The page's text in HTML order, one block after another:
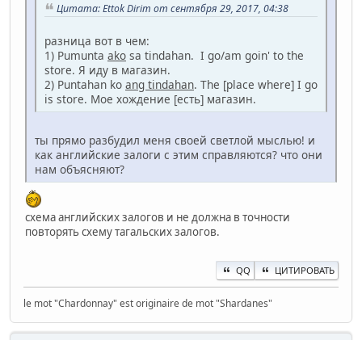
Цитата: Ettok Dirim от сентября 29, 2017, 04:38
разница вот в чем:
1) Pumunta ako sa tindahan. I go/am goin' to the
store. Я иду в магазин.
2) Puntahan ko ang tindahan. The [place where] I go
is store. Мое хождение [есть] магазин.
ты прямо разбудил меня своей светлой мыслью! и
как английские залоги с этим справляются? что они
нам объясняют?
схема английских залогов и не должна в точности
повторять схему тагальских залогов.
QQ ЦИТИРОВАТЬ
le mot "Chardonnay" est originaire de mot "Shardanes"